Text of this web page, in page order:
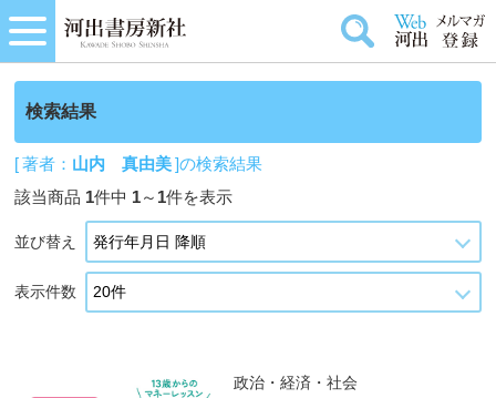
検索結果
[ 著者： 山内 真由美]の検索結果
該当商品 1件中 1～ 1件を表示
並び替え
表示件数
政治・経済・社会